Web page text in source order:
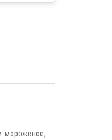
мороженое,